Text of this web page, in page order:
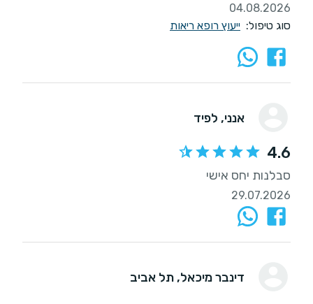
04.08.2026
סוג טיפול: ייעוץ רופא ריאות
אנני, לפיד
4.6
סבלנות יחס אישי
29.07.2026
דינבר מיכאל, תל אביב